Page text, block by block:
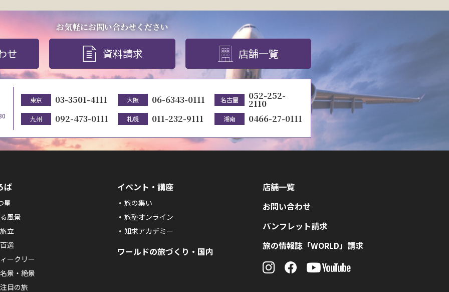
お気軽にお問い合わせください
せ 資料請求 店舗一覧
東京 03-3501-4111 大阪 06-6343-0111 名古屋 052-252-
2110
九州 092-473-0111 札幌 011-232-9111 湘南 0466-27-0111
ば
星
風景
立
選
ークリー
景・絶景
目の旅
イベント・講座
旅の集い
旅塾オンライン
知求アカデミー
ワールドの旅づくり・国内
店舗一覧
お問い合わせ
パンフレット請求
旅の情報誌「WORLD」請求